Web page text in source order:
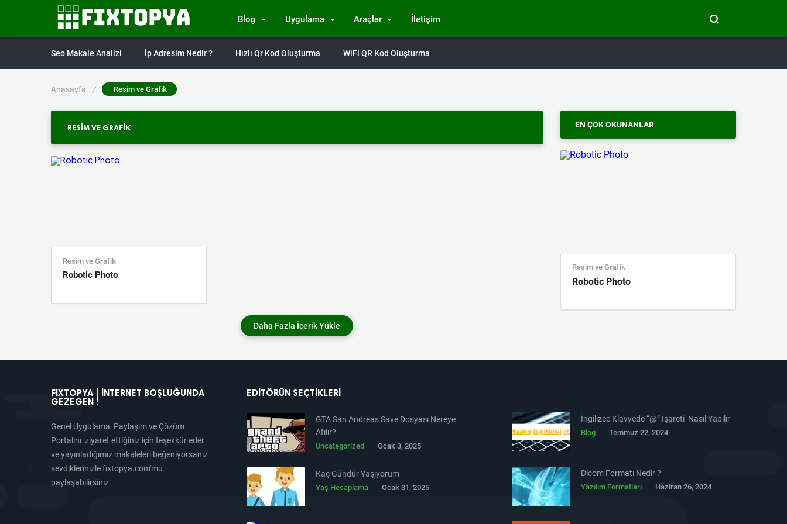
Blog Uygulama Araçlar İletişim
Seo Makale Analizi İp Adresim Nedir ? Hızlı Qr Kod Oluşturma WiFi QR Kod Oluşturma
Anasayfa / Resim ve Grafik
RESIM VE GRAFIK
Resim ve Grafik
Robotic Photo
Daha Fazla İçerik Yükle
EN ÇOK OKUNANLAR
Resim ve Grafik
Robotic Photo
FIXTOPYA | İNTERNET BOŞLUĞUNDA
GEZEGEN !
Genel Uygulama Paylaşım ve Çözüm
Portalını ziyaret ettiğiniz için teşekkür eder
ve yayınladığımız makaleleri beğeniyorsanız
sevdiklerinizle fixtopya.com'mu
paylaşabilirsiniz.
EDITÖRÜN SEÇTIKLERI
GTA San Andreas Save Dosyası Nereye
Atılır?
Uncategorized Ocak 3, 2025
İngilizce Klavyede “@” İşareti Nasıl Yapılır
Blog Temmuz 22, 2024
Kaç Gündür Yaşıyorum
Yaş Hesaplama Ocak 31, 2025
Dicom Formatı Nedir ?
Yazılım Formatları Haziran 26, 2024